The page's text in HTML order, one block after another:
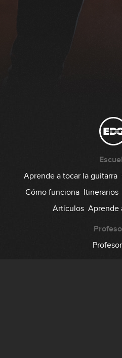
Aprende a tocar la guitarra
Cómo funciona Itinerarios
Artículos Aprende